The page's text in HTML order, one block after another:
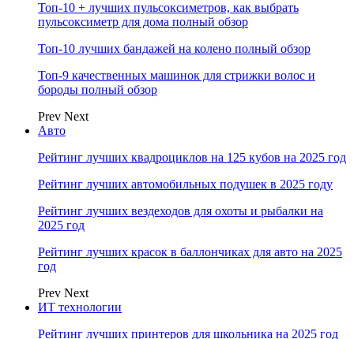
Топ-10 + лучших пульсоксиметров, как выбрать
пульсоксиметр для дома полный обзор
Топ-10 лучших бандажей на колено полный обзор
Топ-9 качественных машинок для стрижки волос и
бороды полный обзор
Prev Next
Авто
Рейтинг лучших квадроциклов на 125 кубов на 2025 год
Рейтинг лучших автомобильных подушек в 2025 году
Рейтинг лучших вездеходов для охоты и рыбалки на
2025 год
Рейтинг лучших красок в баллончиках для авто на 2025
год
Prev Next
ИТ технологии
Рейтинг лучших принтеров для школьника на 2025 год